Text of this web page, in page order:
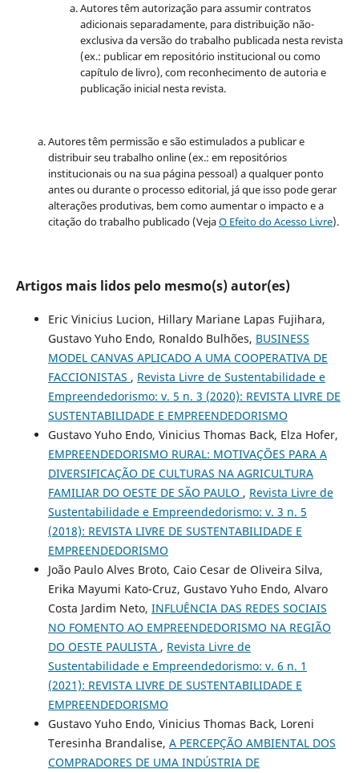
Autores têm autorização para assumir contratos
adicionais separadamente, para distribuição não-
exclusiva da versão do trabalho publicada nesta revista
(ex.: publicar em repositório institucional ou como
capítulo de livro), com reconhecimento de autoria e
publicação inicial nesta revista.
Autores têm permissão e são estimulados a publicar e
distribuir seu trabalho online (ex.: em repositórios
institucionais ou na sua página pessoal) a qualquer ponto
antes ou durante o processo editorial, já que isso pode gerar
alterações produtivas, bem como aumentar o impacto e a
citação do trabalho publicado (VejaO Efeito do Acesso Livre).
Artigos mais lidos pelo mesmo(s) autor(es)
Eric Vinicius Lucion, Hillary Mariane Lapas Fujihara,
Gustavo Yuho Endo, Ronaldo Bulhões, BUSINESS
MODEL CANVAS APLICADO A UMA COOPERATIVA DE
FACCIONISTAS , Revista Livre de Sustentabilidade e
Empreendedorismo: v. 5 n. 3 (2020): REVISTA LIVRE DE
SUSTENTABILIDADE E EMPREENDEDORISMO
Gustavo Yuho Endo, Vinicius Thomas Back, Elza Hofer,
EMPREENDEDORISMO RURAL: MOTIVAÇÕES PARA A
DIVERSIFICAÇÃO DE CULTURAS NA AGRICULTURA
FAMILIAR DO OESTE DE SÃO PAULO , Revista Livre de
Sustentabilidade e Empreendedorismo: v. 3 n. 5
(2018): REVISTA LIVRE DE SUSTENTABILIDADE E
EMPREENDEDORISMO
João Paulo Alves Broto, Caio Cesar de Oliveira Silva,
Erika Mayumi Kato-Cruz, Gustavo Yuho Endo, Alvaro
Costa Jardim Neto, INFLUÊNCIA DAS REDES SOCIAIS
NO FOMENTO AO EMPREENDEDORISMO NA REGIÃO
DO OESTE PAULISTA , Revista Livre de
Sustentabilidade e Empreendedorismo: v. 6 n. 1
(2021): REVISTA LIVRE DE SUSTENTABILIDADE E
EMPREENDEDORISMO
Gustavo Yuho Endo, Vinicius Thomas Back, Loreni
Teresinha Brandalise, A PERCEPÇÃO AMBIENTAL DOS
COMPRADORES DE UMA INDÚSTRIA DE